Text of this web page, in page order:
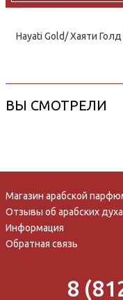
Hayati Gold/ Хаяти
ВЫ СМОТРЕЛИ
Магазин арабской
Отзывы об арабских
Информация
Обратная связь
8